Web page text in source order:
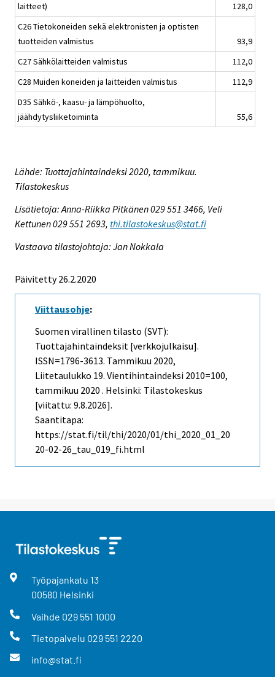
laitteet)
128,0
C26 Tietokoneiden sekä elektronisten ja optisten
tuotteiden valmistus
93,9
C27 Sähkölaitteiden valmistus
112,0
C28 Muiden koneiden ja laitteiden valmistus
112,9
D35 Sähkö-, kaasu- ja lämpöhuolto,
jäähdytysliiketoiminta
55,6
Lähde: Tuottajahintaindeksi 2020, tammikuu.
Tilastokeskus
Lisätietoja: Anna-Riikka Pitkänen 029 551 3466, Veli
Kettunen 029 551 2693, thi.tilastokeskus@stat.fi
Vastaava tilastojohtaja: Jan Nokkala
Päivitetty 26.2.2020
Viittausohje:
Suomen virallinen tilasto (SVT):
Tuottajahintaindeksit [verkkojulkaisu].
ISSN=1796-3613. Tammikuu 2020,
Liitetaulukko 19. Vientihintaindeksi 2010=100,
tammikuu 2020 . Helsinki: Tilastokeskus
[viitattu: 9.8.2026].
Saantitapa:
https://stat.fi/til/thi/2020/01/thi_2020_01_20
20-02-26_tau_019_fi.html
Työpajankatu 13
00580 Helsinki
Vaihde 029 551 1000
Tietopalvelu 029 551 2220
info@stat.fi